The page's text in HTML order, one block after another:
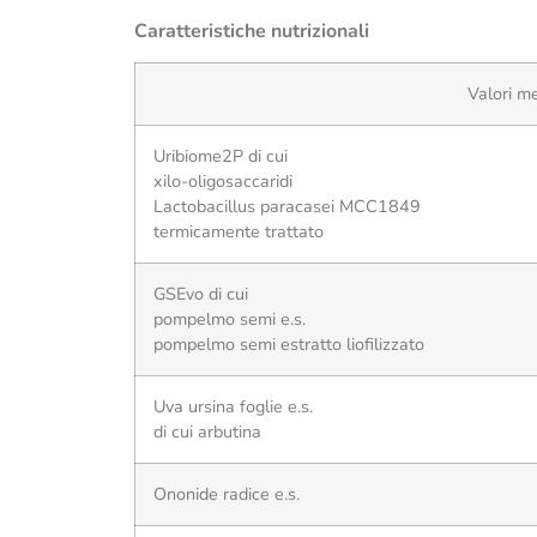
Caratteristiche nutrizionali
Valori
Uribiome2P di cui
xilo-oligosaccaridi
Lactobacillus paracasei MCC1849
termicamente trattato
GSEvo di cui
pompelmo semi e.s.
pompelmo semi estratto liofilizzato
Uva ursina foglie e.s.
di cui arbutina
Ononide radice e.s.